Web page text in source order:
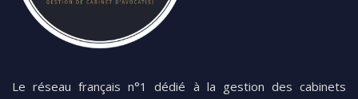
Le réseau français n°1 dédié à la gestion des cabinets